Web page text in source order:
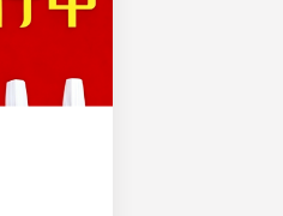
味菜肴创新技能。